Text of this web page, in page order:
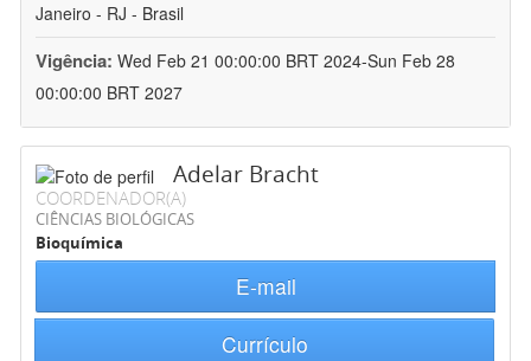
Janeiro - RJ - Brasil
Vigência: Wed Feb 21 00:00:00 BRT 2024-Sun Feb 28
00:00:00 BRT 2027
Adelar Bracht
COORDENADOR(A)
CIÊNCIAS BIOLÓGICAS
Bioquímica
E-mail
Currículo